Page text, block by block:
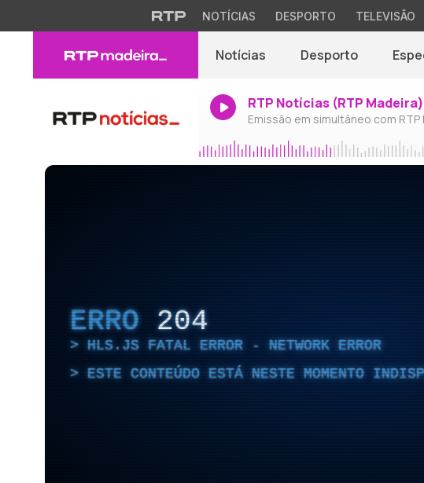
NOTÍCIAS DESPORTO TELEVISÃO
Notícias Desporto
RTP Notícias (RTP Madeira)
Emissão em simultâneo com
ERRO 204
HLS.JS FATAL ERROR - NETWORK ERROR
ESTE CONTEÚDO ESTÁ NESTE MOMENTO